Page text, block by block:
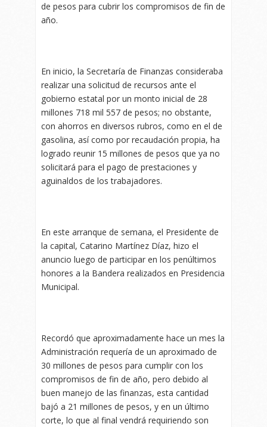
de pesos para cubrir los compromisos de fin de
año.
En inicio, la Secretaría de Finanzas consideraba
realizar una solicitud de recursos ante el
gobierno estatal por un monto inicial de 28
millones 718 mil 557 de pesos; no obstante,
con ahorros en diversos rubros, como en el de
gasolina, así como por recaudación propia, ha
logrado reunir 15 millones de pesos que ya no
solicitará para el pago de prestaciones y
aguinaldos de los trabajadores.
En este arranque de semana, el Presidente de
la capital, Catarino Martínez Díaz, hizo el
anuncio luego de participar en los penúltimos
honores a la Bandera realizados en Presidencia
Municipal.
Recordó que aproximadamente hace un mes la
Administración requería de un aproximado de
30 millones de pesos para cumplir con los
compromisos de fin de año, pero debido al
buen manejo de las finanzas, esta cantidad
bajó a 21 millones de pesos, y en un último
corte, lo que al final vendrá requiriendo son